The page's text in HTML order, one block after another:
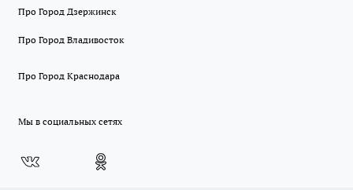
Про Город Дзержинск
Про Город Владивосток
Про Город Краснодара
Мы в социальных сетях